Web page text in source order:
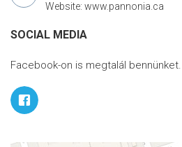
Website: www.pannonia.ca
SOCIAL MEDIA
Facebook-on is megtalál bennünket.